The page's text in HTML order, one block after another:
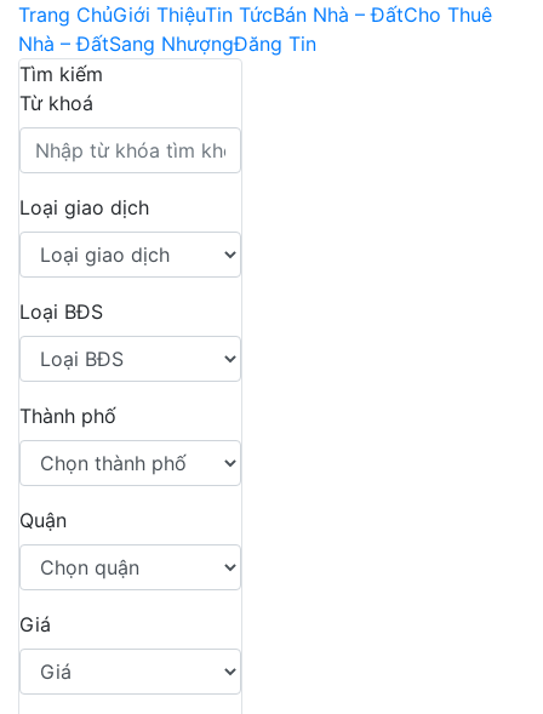
Trang ChủGiới ThiệuTin TứcBán Nhà – ĐấtCho Thuê
Nhà – ĐấtSang NhượngĐăng Tin
Tìm kiếm
Từ khoá
Loại giao dịch
Loại BĐS
Thành phố
Quận
Giá